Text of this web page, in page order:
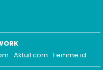
Aktuil.com Femme.id